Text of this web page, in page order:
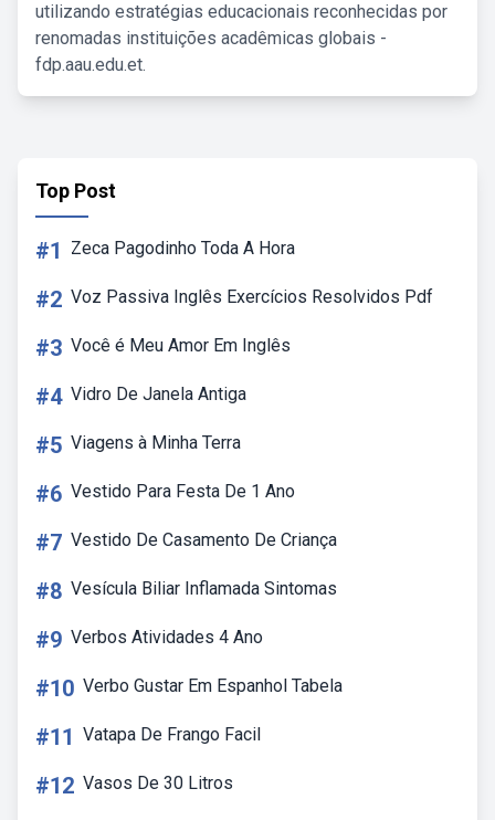
utilizando estratégias educacionais reconhecidas por
renomadas instituições acadêmicas globais -
fdp.aau.edu.et.
Top Post
#1 Zeca Pagodinho Toda A Hora
#2 Voz Passiva Inglês Exercícios Resolvidos Pdf
#3 Você é Meu Amor Em Inglês
#4 Vidro De Janela Antiga
#5 Viagens à Minha Terra
#6 Vestido Para Festa De 1 Ano
#7 Vestido De Casamento De Criança
#8 Vesícula Biliar Inflamada Sintomas
#9 Verbos Atividades 4 Ano
#10 Verbo Gustar Em Espanhol Tabela
#11 Vatapa De Frango Facil
#12 Vasos De 30 Litros